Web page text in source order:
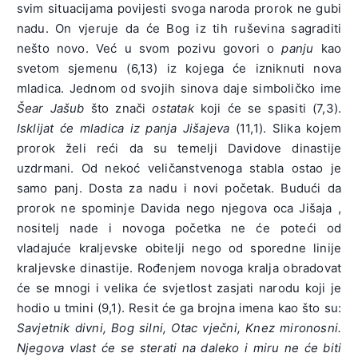
svim situacijama povijesti svoga naroda prorok ne gubi
nadu. On vjeruje da će Bog iz tih ruševina sagraditi
nešto novo. Već u svom pozivu govori opanju kao
svetom sjemenu (6,13) iz kojega će izniknuti nova
mladica. Jednom od svojih sinova daje simboličko ime
Šear Jašub što značiostatakkoji će se spasiti (7,3).
Isklijat će mladica iz panja Jišajeva (11,1). Slika kojem
prorok želi reći da su temelji Davidove dinastije
uzdrmani. Od nekoć veličanstvenoga stabla ostao je
samo panj. Dosta za nadu i novi početak. Budući da
prorok ne spominje Davida nego njegova oca Jišaja ,
nositelj nade i novoga početka ne će poteći od
vladajuće kraljevske obitelji nego od sporedne linije
kraljevske dinastije. Rođenjem novoga kralja obradovat
će se mnogi i velika će svjetlost zasjati narodu koji je
hodio u tmini (9,1). Resit će ga brojna imena kao što su:
Savjetnik divni, Bog silni, Otac vječni, Knez mironosni.
Njegova vlast će se sterati na daleko i miru ne će biti